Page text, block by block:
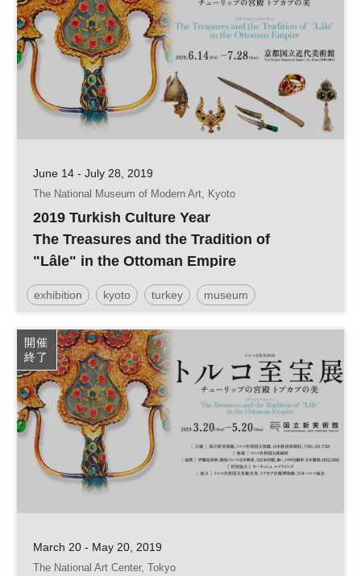
June 14 - July 28, 2019
The National Museum of Modern Art, Kyoto
2019 Turkish Culture Year
The Treasures and the Tradition of
"Lâle" in the Ottoman Empire
exhibition kyoto turkey museum
開催
終了
March 20 - May 20, 2019
The National Art Center, Tokyo